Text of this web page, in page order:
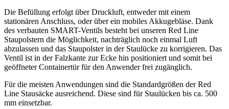
Die Befüllung erfolgt über Druckluft, entweder mit einem
stationären Anschluss, oder über ein mobiles Akkugebläse. Dank
des verbauten SMART-Ventils besteht bei unseren Red Line
Staupolstern die Möglichkeit, nachträglich noch einmal Luft
abzulassen und das Staupolster in der Staulücke zu korrigieren. Das
Ventil ist in der Falzkante zur Ecke hin positioniert und somit bei
geöffneter Containertür für den Anwender frei zugänglich.
Für die meisten Anwendungen sind die Standardgrößen der Red
Line Stausäcke ausreichend. Diese sind für Staulücken bis ca. 500
mm einsetzbar.